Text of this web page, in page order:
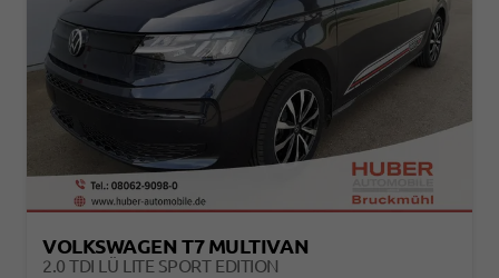
VOLKSWAGEN T7 MULTIVAN
2.0 TDI LÜ LITE SPORT EDITION